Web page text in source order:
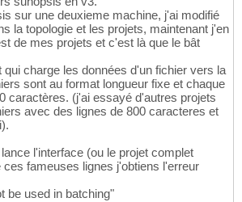
sur une deuxieme machine, j'ai modifié
la topologie et les projets, maintenant j'en
de mes projets et c'est là que le bât
qui charge les données d'un fichier vers la
sont au format longueur fixe et chaque
caractères. (j'ai essayé d'autres projets
avec des lignes de 800 caracteres et
l'interface (ou le projet complet
ces fameuses lignes j'obtiens l'erreur
be used in batching"